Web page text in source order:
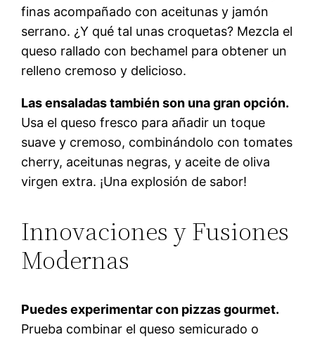
finas acompañado con aceitunas y jamón
serrano. ¿Y qué tal unas croquetas? Mezcla el
queso rallado con bechamel para obtener un
relleno cremoso y delicioso.
Las ensaladas también son una gran opción.
Usa el queso fresco para añadir un toque
suave y cremoso, combinándolo con tomates
cherry, aceitunas negras, y aceite de oliva
virgen extra. ¡Una explosión de sabor!
Innovaciones y Fusiones
Modernas
Puedes experimentar con pizzas gourmet.
Prueba combinar el queso semicurado o